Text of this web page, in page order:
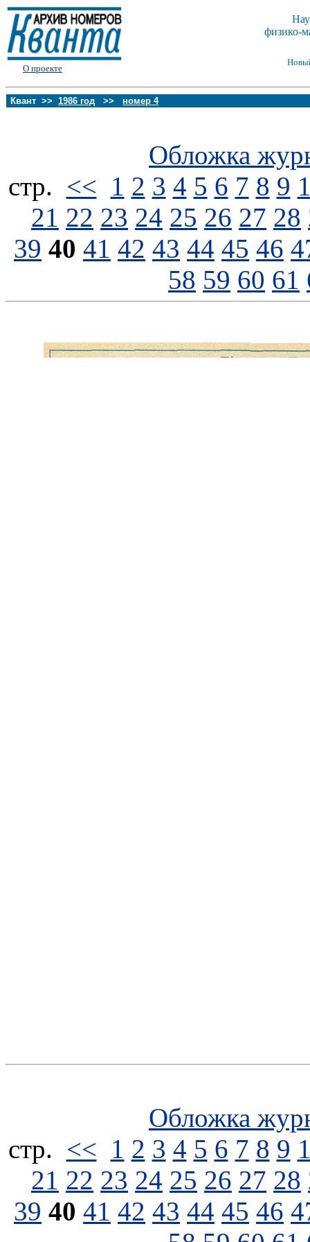
О проекте
физико-
Квант >> 1986 год >> номер 4
Обложка
стp. << 1 2 3 4 5 6 7 8 9
21 22 23 24 25 26 27 28
39 40 41 42 43 44 45 46
58 59 60 61
Обложка
стp. << 1 2 3 4 5 6 7 8 9
21 22 23 24 25 26 27 28
39 40 41 42 43 44 45 46